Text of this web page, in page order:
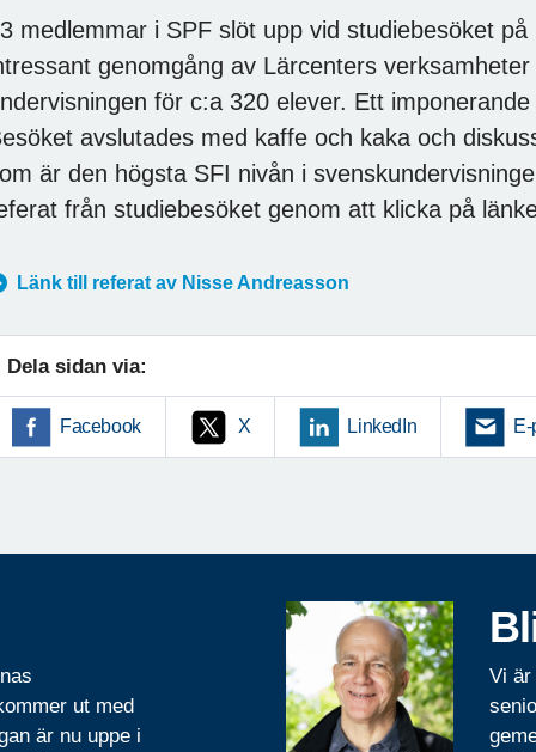
medlemmar i SPF slöt upp vid studiebesöket
genomgång av Lärcenters
för c:a 320 elever. Ett
avslutades med kaffe och kaka och
är den högsta SFI nivån i
från studiebesöket genom att klicka på
Länk till referat av Nisse Andreasson
Dela sidan via:
Facebook X LinkedIn
ut med
är nu uppe i
Vi är